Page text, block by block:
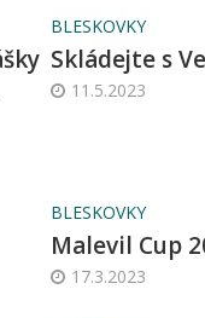
BLESKOVKY
Skládejte s
11.5.2023
BLESKOVKY
Malevil Cup
17.3.2023